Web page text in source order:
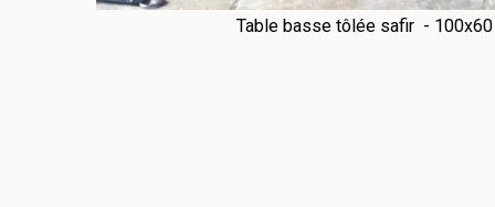
Table basse tôlée safir -